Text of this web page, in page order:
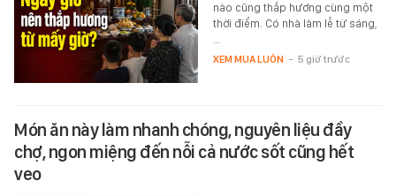
nào cũng thắp hương cùng một
thời điểm. Có nhà làm lễ từ sáng,
…
XEM MUA LUÔN - 5 giờ trước
Món ăn này làm nhanh chóng, nguyên liệu đầy
chợ, ngon miệng đến nỗi cả nước sốt cũng hết
veo